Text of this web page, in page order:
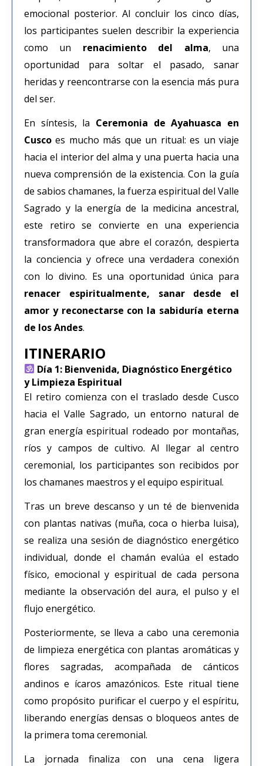
emocional posterior. Al concluir los cinco días,
los participantes suelen describir la experiencia
como un renacimiento del alma, una
oportunidad para soltar el pasado, sanar
heridas y reencontrarse con la esencia más pura
del ser.
En síntesis, la Ceremonia de Ayahuasca en
Cusco es mucho más que un ritual: es un viaje
hacia el interior del alma y una puerta hacia una
nueva comprensión de la existencia. Con la guía
de sabios chamanes, la fuerza espiritual del Valle
Sagrado y la energía de la medicina ancestral,
este retiro se convierte en una experiencia
transformadora que abre el corazón, despierta
la conciencia y ofrece una verdadera conexión
con lo divino. Es una oportunidad única para
renacer espiritualmente, sanar desde el
amor y reconectarse con la sabiduría eterna
de los Andes.
ITINERARIO
Día 1: Bienvenida, Diagnóstico Energético
y Limpieza Espiritual
El retiro comienza con el traslado desde Cusco
hacia el Valle Sagrado, un entorno natural de
gran energía espiritual rodeado por montañas,
ríos y campos de cultivo. Al llegar al centro
ceremonial, los participantes son recibidos por
los chamanes maestros y el equipo espiritual.
Tras un breve descanso y un té de bienvenida
con plantas nativas (muña, coca o hierba luisa),
se realiza una sesión de diagnóstico energético
individual, donde el chamán evalúa el estado
físico, emocional y espiritual de cada persona
mediante la observación del aura, el pulso y el
flujo energético.
Posteriormente, se lleva a cabo una ceremonia
de limpieza energética con plantas aromáticas y
flores sagradas, acompañada de cánticos
andinos e ícaros amazónicos. Este ritual tiene
como propósito purificar el cuerpo y el espíritu,
liberando energías densas o bloqueos antes de
la primera toma ceremonial.
La jornada finaliza con una cena ligera